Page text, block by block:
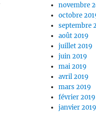
novembre
octobre
septembre
août 2019
juillet 2019
juin 2019
mai 2019
avril 2019
mars 2019
février 2019
janvier 2019